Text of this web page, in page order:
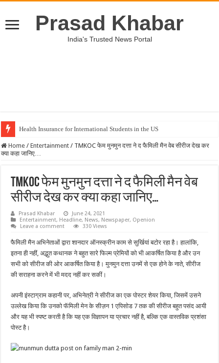
Prasad Khabar
India's Trusted News Portal
Health Insurance for International Students in the US
Home / Entertainment / TMKOC फेम मुनमुन दत्ता ने द फैमिली मैन वेब सीरीज देख कर
क्या कहा जानिए…
TMKOC फेम मुनमुन दत्ता ने द फैमिली मैन वेब
सीरीज देख कर क्या कहा जानिए…
Prasad Khabar
June 24, 2021
Entertainment, Headline, News, Newspaper, Openion
Leave a comment
330 Views
फैमिली मैन अभिनेताओं द्वारा शानदार ऑनस्क्रीन काम से सुर्खियां बटोर रहा है। हालांकि,
इतना ही नहीं, अद्भुत कथानक ने बहुत सारे फिल्म प्रेमियों को भी आकर्षित किया है और उन
सभी को सीरीज की ओर आकर्षित किया है। मुनमुन दत्ता उनमें से एक होने के नाते, सीरीज
की सराहना करने में भी मदद नहीं कर सकीं।
अपनी इंस्टाग्राम कहानी पर, अभिनेत्री ने सीरीज का एक पोस्टर शेयर किया, जिसमें उसने
उल्लेख किया कि उनको फॅमिली मेन के सीज़न 1 एपिसोड 7 तक की सीरीज बहुत पसंद आयी
और यह भी स्पष्ट करती है कि यह एक विज्ञापन या प्रचार नहीं है, बल्कि एक वास्तविक प्रशंसा
पोस्ट है।